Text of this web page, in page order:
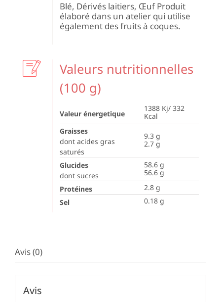
Blé, Dérivés laitiers, Œuf Produit
élaboré dans un atelier qui utilise
également des fruits à coques.
Valeurs nutritionnelles
(100 g)
Valeur énergetique
1388 Kj/ 332
Kcal
Graisses
dont acides gras
saturés
9.3 g
2.7 g
Glucides
dont sucres
58.6 g
56.6 g
Protéines
2.8 g
Sel
0.18 g
Avis (0)
Avis